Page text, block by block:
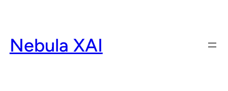
content
Nebula XAI